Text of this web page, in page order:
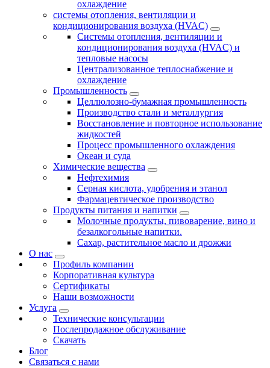
охлаждение
системы отопления, вентиляции и
кондиционирования воздуха (HVAC)
Системы отопления, вентиляции и
кондиционирования воздуха (HVAC) и
тепловые насосы
Централизованное теплоснабжение и
охлаждение
Промышленность
Целлюлозно-бумажная промышленность
Производство стали и металлургия
Восстановление и повторное использование
жидкостей
Процесс промышленного охлаждения
Океан и суда
Химические вещества
Нефтехимия
Серная кислота, удобрения и этанол
Фармацевтическое производство
Продукты питания и напитки
Молочные продукты, пивоварение, вино и
безалкогольные напитки.
Сахар, растительное масло и дрожжи
О нас
Профиль компании
Корпоративная культура
Сертификаты
Наши возможности
Услуга
Технические консультации
Послепродажное обслуживание
Скачать
Блог
Связаться с нами